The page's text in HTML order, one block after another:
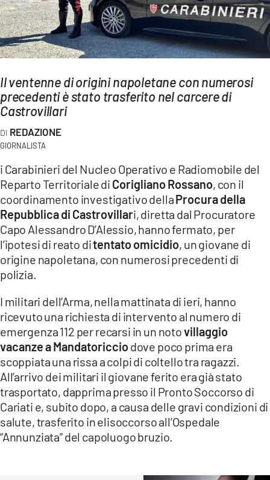
LAC TV
LAC NETWORK
LAC ONAIR
LaC
Network
LACTV.IT
LACONAIR.IT
LACITYMAG.IT
ILREGGINO.IT
COSENZACHANNEL.IT
ILVIBONESE.IT
CATANZAROCHANNEL.IT
LACAPITALENEWS.IT
App
ANDROID
APPLE
Il ventenne di origini napoletane con numerosi
precedenti è stato trasferito nel carcere di
Castrovillari
REDAZIONE
GIORNALISTA
i Carabinieri del Nucleo Operativo e Radiomobile del
Reparto Territoriale di Corigliano Rossano, con il
coordinamento investigativo dellaProcura della
Repubblica di Castrovillari, diretta dal Procuratore
Capo Alessandro D’Alessio, hanno fermato, per
l’ipotesi di reato ditentato omicidio, un giovane di
origine napoletana, con numerosi precedenti di
polizia.
I militari dell’Arma, nella mattinata di ieri, hanno
ricevuto una richiesta di intervento al numero di
emergenza 112 per recarsi in un notovillaggio
vacanze a Mandatoricciodove poco prima era
scoppiata una rissa a colpi di coltello tra ragazzi.
All’arrivo dei militari il giovane ferito era già stato
trasportato, dapprima presso il Pronto Soccorso di
Cariati e, subito dopo, a causa delle gravi condizioni di
salute, trasferito in elisoccorso all’Ospedale
“Annunziata” del capoluogo bruzio.